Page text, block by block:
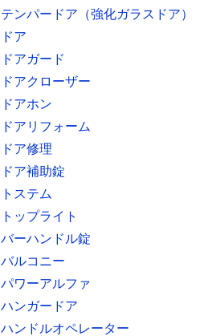
テンパードア（強化ガラスドア）
ドア
ドアガード
ドアクローザー
ドアホン
ドアリフォーム
ドア修理
ドア補助錠
トステム
トップライト
バーハンドル錠
バルコニー
パワーアルファ
ハンガードア
ハンドルオペレーター